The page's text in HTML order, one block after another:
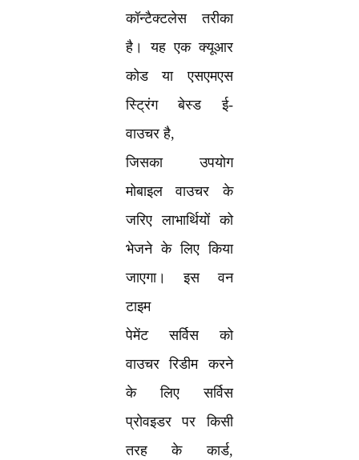
कॉन्टैक्टलेस तरीका
है। यह एक क्यूआर
कोड या एसएमएस
स्ट्रिंग बेस्ड ई-
वाउचर है,
जिसका उपयोग
मोबाइल वाउचर के
जरिए लाभार्थियों को
भेजने के लिए किया
जाएगा। इस वन
टाइम
पेमेंट सर्विस को
वाउचर रिडीम करने
के लिए सर्विस
प्रोवइडर पर किसी
तरह के कार्ड,